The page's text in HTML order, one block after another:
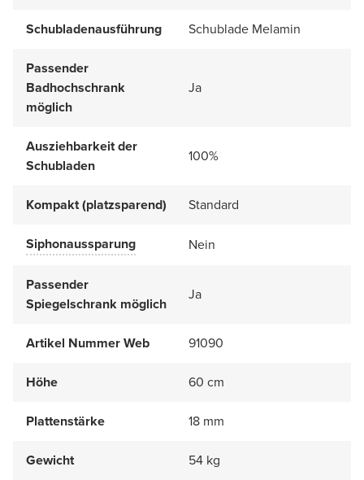
Schubladenausführung Schublade Melamin
Passender
Badhochschrank
möglich
Ja
Ausziehbarkeit der
Schubladen
100%
Kompakt (platzsparend) Standard
Siphonaussparung Nein
Passender
Spiegelschrank möglich
Ja
Artikel Nummer Web 91090
Höhe 60 cm
Plattenstärke 18 mm
Gewicht 54 kg